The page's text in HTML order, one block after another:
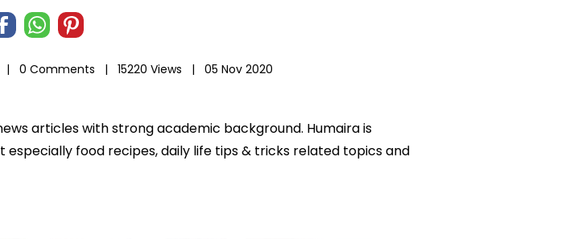
| 0 Comments | 15220 Views | 05 Nov 2020
articles with strong academic background. Humaira is
food recipes, daily life tips & tricks related topics and